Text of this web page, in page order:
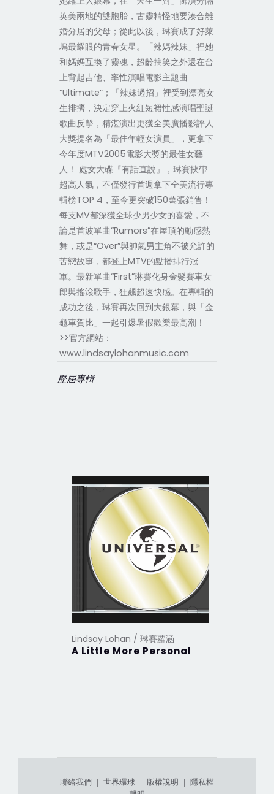
英美兩地的雙胞胎，古靈精怪地要湊合離
婚分居的父母；從此以後，琳賽成了好萊
塢最耀眼的青春女星。「辣媽辣妹」裡她
和媽媽互換了靈魂，超齡搞笑之外還在台
上背起吉他、率性演唱電影主題曲
“Ultimate”；「辣妹過招」裡受到漂亮女
生排擠，決定穿上火紅短裙性感演唱聖誕
歌曲反擊，精湛演出更獲全美廣播影評人
大獎提名為「最佳年輕女演員」，更拿下
今年度MTV2005電影大獎的最佳女藝
人！ 處女大碟『有話直說』，琳賽挾帶
超高人氣，不僅發行首週拿下全美流行專
輯榜TOP 4，至今更突破150萬張銷售！
每支MV都深獲全球少男少女的喜愛，不
論是首波單曲“Rumors”在屋頂的動感熱
舞，或是“Over”與帥氣男主角不被允許的
苦戀故事，都登上MTV的點播排行冠
軍。最新單曲“First”琳賽化身金髮賽車女
郎與搖滾歌手，狂飆超速快感。在專輯的
成功之後，琳賽再次回到大銀幕，與「金
龜車賀比」一起引爆暑假歡樂最高潮！
>>官方網站：
www.lindsaylohanmusic.com
歷屆專輯
Lindsay Lohan / 琳賽蘿涵
A Little More Personal
聯絡我們 ｜ 世界環球 ｜ 版權說明 ｜ 隱私權